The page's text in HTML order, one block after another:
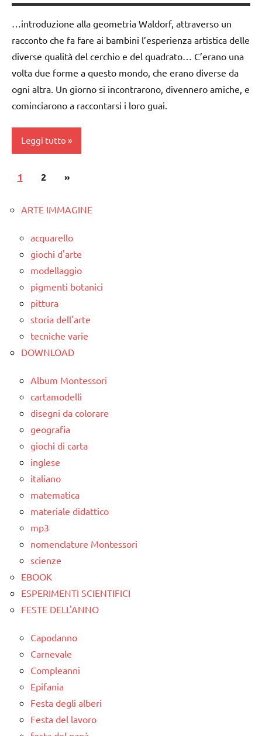
TUTTI GLI
ARGOMENTI
PER ETA'
TUTTI GLI
ARTICOLI
Waldorf
moltiplicazione
sottrazione
TUTTI GLI
ARGOMENTI
PER ETA'
ARTICOLI
WALDORF
MATEMATICA
matematica
TUTTI GLI
ARGOMENTI
ARTICOLI
…introduzione alla geometria Waldorf, attraverso un
racconto che fa fare ai bambini l’esperienza artistica delle
diverse qualità del cerchio e del quadrato… C’erano una
volta due forme a questo mondo, che erano diverse da
ogni altra. Un giorno si incontrarono, divennero amiche, e
cominciarono a raccontarsi i loro guai.
Leggi tutto
classe
dai
6
anni
geometria
GUIDA
WALDORF
LINGUAGGIO
matematica
racconti
TUTTI GLI
ARGOMENTI
PER ETA'
TUTTI GLI
ARTICOLI
Paginazione
articoli
1 2
Articolo
»
ARTE IMMAGINE
acquarello
giochi d'arte
modellaggio
pigmenti botanici
pittura
storia dell'arte
tecniche varie
DOWNLOAD
Album Montessori
cartamodelli
disegni da colorare
geografia
giochi di carta
inglese
italiano
matematica
materiale didattico
mp3
nomenclature Montessori
scienze
EBOOK
ESPERIMENTI SCIENTIFICI
FESTE DELL'ANNO
Capodanno
Carnevale
Compleanni
Epifania
Festa degli alberi
Festa del lavoro